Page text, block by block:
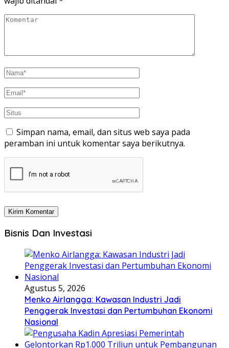
Simpan nama, email, dan situs web saya pada
peramban ini untuk komentar saya berikutnya.
Bisnis Dan Investasi
Agustus 5, 2026
Menko Airlangga: Kawasan Industri Jadi
Penggerak Investasi dan Pertumbuhan Ekonomi
Nasional